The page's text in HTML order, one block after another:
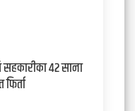
४२ साना